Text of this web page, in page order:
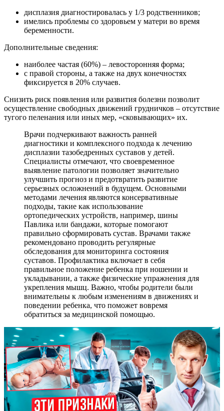
дисплазия диагностировалась у 1/3 родственников;
имелись проблемы со здоровьем у матери во время
беременности.
Дополнительные сведения:
наиболее частая (60%) – левосторонняя форма;
с правой стороны, а также на двух конечностях
фиксируется в 20% случаев.
Снизить риск появления или развития болезни позволит
осуществление свободных движений грудничков – отсутствие
тугого пеленания или иных мер, «сковывающих» их.
Врачи подчеркивают важность ранней
диагностики и комплексного подхода к лечению
дисплазии тазобедренных суставов у детей.
Специалисты отмечают, что своевременное
выявление патологии позволяет значительно
улучшить прогноз и предотвратить развитие
серьезных осложнений в будущем. Основными
методами лечения являются консервативные
подходы, такие как использование
ортопедических устройств, например, шины
Павлика или бандажи, которые помогают
правильно сформировать сустав. Врачами также
рекомендовано проводить регулярные
обследования для мониторинга состояния
суставов. Профилактика включает в себя
правильное положение ребенка при ношении и
укладывании, а также физические упражнения для
укрепления мышц. Важно, чтобы родители были
внимательны к любым изменениям в движениях и
поведении ребенка, что поможет вовремя
обратиться за медицинской помощью.